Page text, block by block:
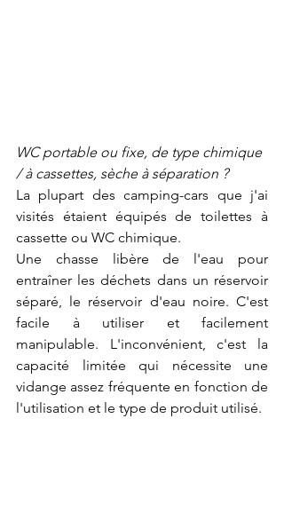
WC portable ou fixe, de type chimique
/ à cassettes, sèche à séparation ?
La plupart des camping-cars que j'ai
visités étaient équipés de toilettes à
cassette ou WC chimique.
Une chasse libère de l'eau pour
entraîner les déchets dans un réservoir
séparé, le réservoir d'eau noire. C'est
facile à utiliser et facilement
manipulable. L'inconvénient, c'est la
capacité limitée qui nécessite une
vidange assez fréquente en fonction de
l'utilisation et le type de produit utilisé.